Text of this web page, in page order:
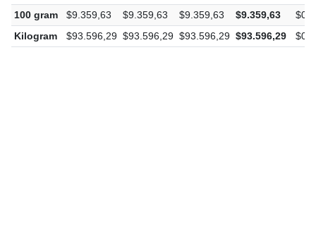
100 gram
$9.359,63 $9.359,63 $9.359,63 $9.359,63
Kilogram
$93.596,29 $93.596,29 $93.596,29 $93.596,29